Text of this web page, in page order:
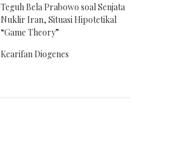
Teguh Bela Prabowo soal Senjata
Nuklir Iran, Situasi Hipotetikal
“Game Theory”
Kearifan Diogenes